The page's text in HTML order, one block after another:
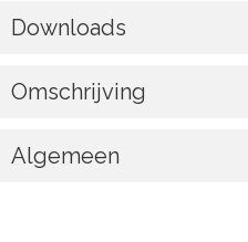
Downloads
Omschrijving
Algemeen